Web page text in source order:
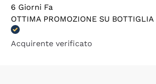
6 Giorni Fa
OTTIMA PROMOZIONE SU
Acquirente verificato